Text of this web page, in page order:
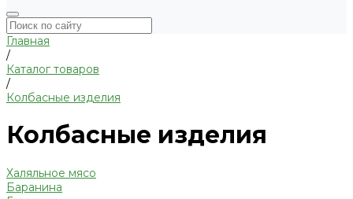
Главная
/
Каталог товаров
/
Колбасные изделия
Колбасные изделия
Халяльное мясо
Баранина